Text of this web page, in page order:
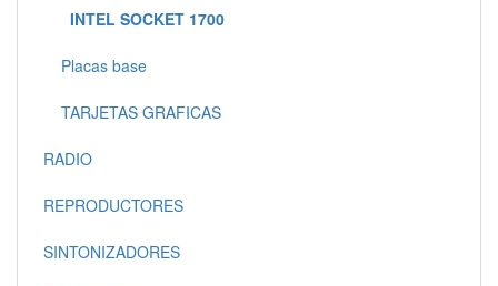
INTEL SOCKET 1700
Placas base
TARJETAS GRAFICAS
RADIO
REPRODUCTORES
SINTONIZADORES